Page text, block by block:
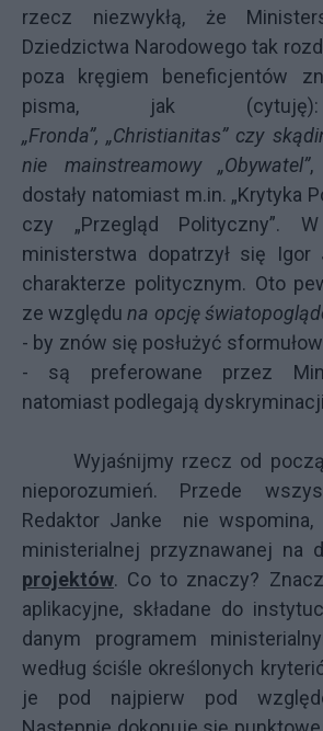
rzecz niezwykłą, że
Dziedzictwa Narodowego tak
poza kręgiem beneficjentów
pisma, jak
„Fronda”, „Christianitas” czy
nie mainstreamowy „Obywatel”,
dostały natomiast m.in. „Krytyka
czy „Przegląd Polityczny”.
ministerstwa dopatrzył się
charakterze politycznym. Oto
ze względuna opcję
- by znów się posłużyć
- są preferowane przez
natomiast podlegają
Wyjaśnijmy rzecz od
nieporozumień. Przede
Redaktor Janke nie wspomina,
ministerialnej przyznawanej na
projektów. Co to znaczy?
aplikacyjne, składane do
danym programem
według ściśle określonych
je pod najpierw pod